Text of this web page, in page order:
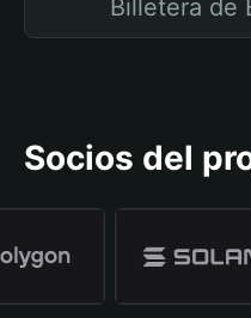
Billetera de
Socios del